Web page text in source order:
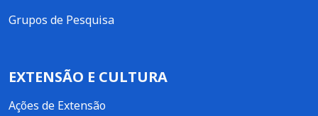
Grupos de Pesquisa
EXTENSÃO E CULTURA
Ações de Extensão